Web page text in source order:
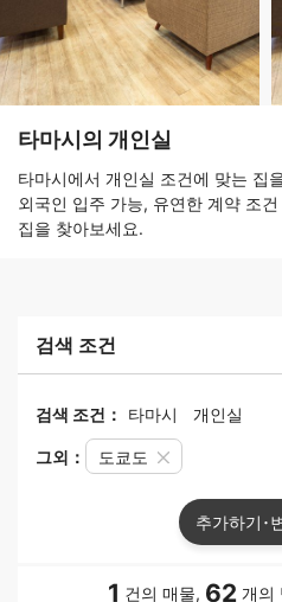
타마시의 개인실
타마시에서 개인실 조건에 맞는 집
외국인 입주 가능, 유연한 계약 조
집을 찾아보세요.
검색 조건
검색 조건： 타마시 개인실
그외： 도쿄도
추가하기･
1 건의 매물, 62 개의